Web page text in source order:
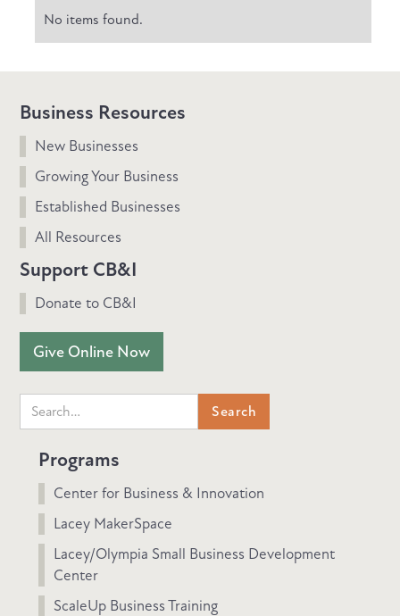
No items found.
Business Resources
New Businesses
Growing Your Business
Established Businesses
All Resources
Support CB&I
Donate to CB&I
Give Online Now
Programs
Center for Business & Innovation
Lacey MakerSpace
Lacey/Olympia Small Business Development
Center
ScaleUp Business Training